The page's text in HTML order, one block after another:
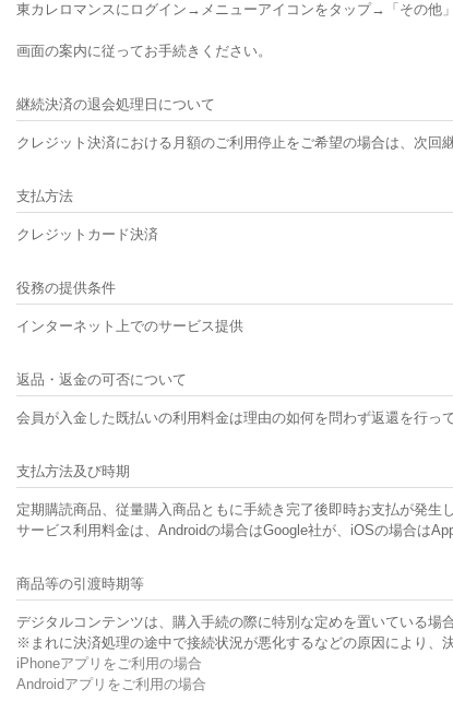
東カレロマンスにログイン→メニューアイコンをタップ→「その他
画面の案内に従ってお手続きください。
継続決済の退会処理日について
クレジット決済における月額のご利用停止をご希望の場合は、次回
支払方法
クレジットカード決済
役務の提供条件
インターネット上でのサービス提供
返品・返金の可否について
会員が入金した既払いの利用料金は理由の如何を問わず返還を行っ
支払方法及び時期
定期購読商品、従量購入商品ともに手続き完了後即時お支払が発生し
サービス利用料金は、Androidの場合はGoogle社が、iOSの場合は
商品等の引渡時期等
デジタルコンテンツは、購入手続の際に特別な定めを置いている場
※まれに決済処理の途中で接続状況が悪化するなどの原因により、
iPhoneアプリをご利用の場合
Androidアプリをご利用の場合